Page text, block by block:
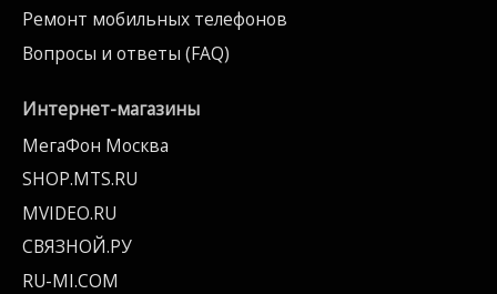
Ремонт мобильных телефонов
Вопросы и ответы (FAQ)
Интернет-магазины
МегаФон Москва
SHOP.MTS.RU
MVIDEO.RU
СВЯЗНОЙ.РУ
RU-MI.COM